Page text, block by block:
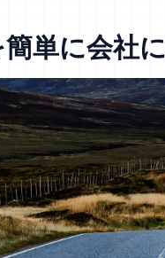
単に会社